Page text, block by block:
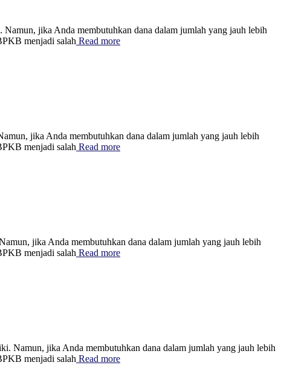
jika Anda membutuhkan dana dalam jumlah yang jauh lebih
menjadi salah Read more
jika Anda membutuhkan dana dalam jumlah yang jauh lebih
menjadi salah Read more
jika Anda membutuhkan dana dalam jumlah yang jauh lebih
menjadi salah Read more
Namun, jika Anda membutuhkan dana dalam jumlah yang jauh lebih
menjadi salah Read more